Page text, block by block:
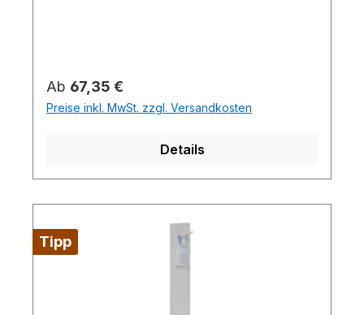
Regulärer Preis:
Ab 67,35 €
Preise inkl. MwSt. zzgl. Versandkosten
Details
Tipp